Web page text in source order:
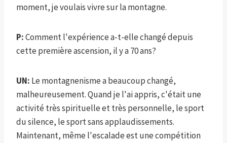
moment, je voulais vivre sur la montagne.
P:Comment l'expérience a-t-elle changé depuis
cette première ascension, il y a 70 ans?
UN: Le montagnenisme a beaucoup changé,
malheureusement. Quand je l'ai appris, c'était une
activité très spirituelle et très personnelle, le sport
du silence, le sport sans applaudissements.
Maintenant, même l'escalade est une compétition